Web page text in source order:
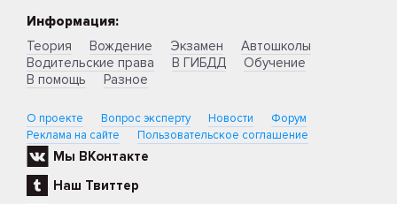
Информация:
Теория
Вождение Экзамен
Автошколы
Водительские права
В ГИБДД
Обучение
В помощь
Разное
О проекте Вопрос эксперту Новости
Форум
Реклама на сайте
Пользовательское соглашение
Мы ВКонтакте
Наш Твиттер